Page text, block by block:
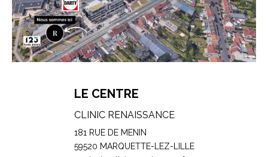
LE CENTRE
CLINIC RENAISSANCE
181 RUE DE MENIN
59520 MARQUETTE-LEZ-LILLE